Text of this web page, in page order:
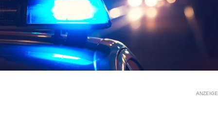
ANZEIGE